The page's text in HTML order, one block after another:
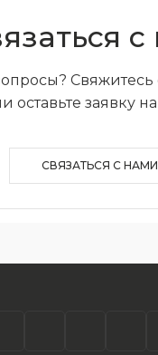
оставьте заявку
СВЯЗАТЬСЯ С НАМИ